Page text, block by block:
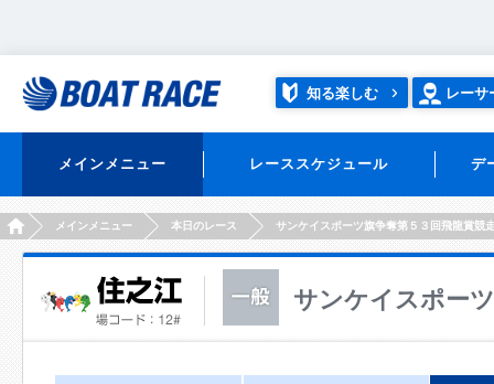
知る楽しむ レーサ
メインメニュー レーススケジュール デ
HOMEメインメニュー 本日のレース サンケイスポーツ旗争奪第５３回飛龍賞競
サンケイスポー